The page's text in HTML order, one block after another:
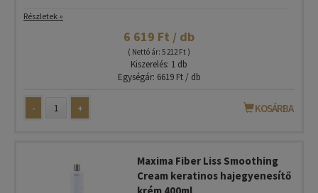
Részletek »
6 619 Ft / db
( Nettó ár: 5 212 Ft )
Kiszerelés: 1 db
Egységár: 6619 Ft / db
- + KOSÁRBA
Maxima Fiber Liss Smoothing
Cream keratinos hajegyenesítő
krém 400ml